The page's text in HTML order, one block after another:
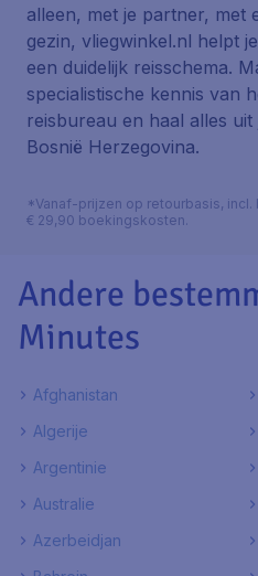
alleen, met je partner, met
gezin, vliegwinkel.nl helpt
een duidelijk reisschema.
specialistische kennis van
reisbureau en haal alles
Bosnië Herzegovina.
*Vanaf-prijzen op retourbasis,
€ 29,90 boekingskosten.
Andere
Minutes
Afghanistan
Algerije
Argentinie
Australie
Azerbeidjan